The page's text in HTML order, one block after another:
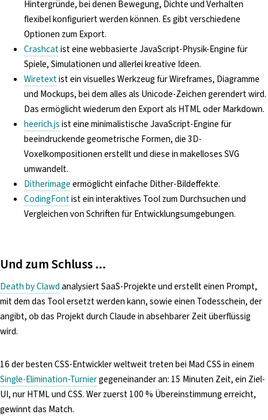
Hintergründe, bei denen Bewegung, Dichte und Verhalten
flexibel konfiguriert werden können. Es gibt verschiedene
Optionen zum Export.
Crashcatist eine webbasierte JavaScript-Physik-Engine für
Spiele, Simulationen und allerlei kreative Ideen.
Wiretextist ein visuelles Werkzeug für Wireframes, Diagramme
und Mockups, bei dem alles als Unicode-Zeichen gerendert wird.
Das ermöglicht wiederum den Export als HTML oder Markdown.
heerich.jsist eine minimalistische JavaScript-Engine für
beeindruckende geometrische Formen, die 3D-
Voxelkompositionen erstellt und diese in makelloses SVG
umwandelt.
Ditherimageermöglicht einfache Dither-Bildeffekte.
CodingFontist ein interaktives Tool zum Durchsuchen und
Vergleichen von Schriften für Entwicklungsumgebungen.
Und zum Schluss …
Death by Clawdanalysiert SaaS-Projekte und erstellt einen Prompt,
mit dem das Tool ersetzt werden kann, sowie einen Todesschein, der
angibt, ob das Projekt durch Claude in absehbarer Zeit überflüssig
wird.
16 der besten CSS-Entwickler weltweit treten bei Mad CSS in einem
Single-Elimination-Turniergegeneinander an: 15 Minuten Zeit, ein Ziel-
UI, nur HTML und CSS. Wer zuerst 100 % Übereinstimmung erreicht,
gewinnt das Match.